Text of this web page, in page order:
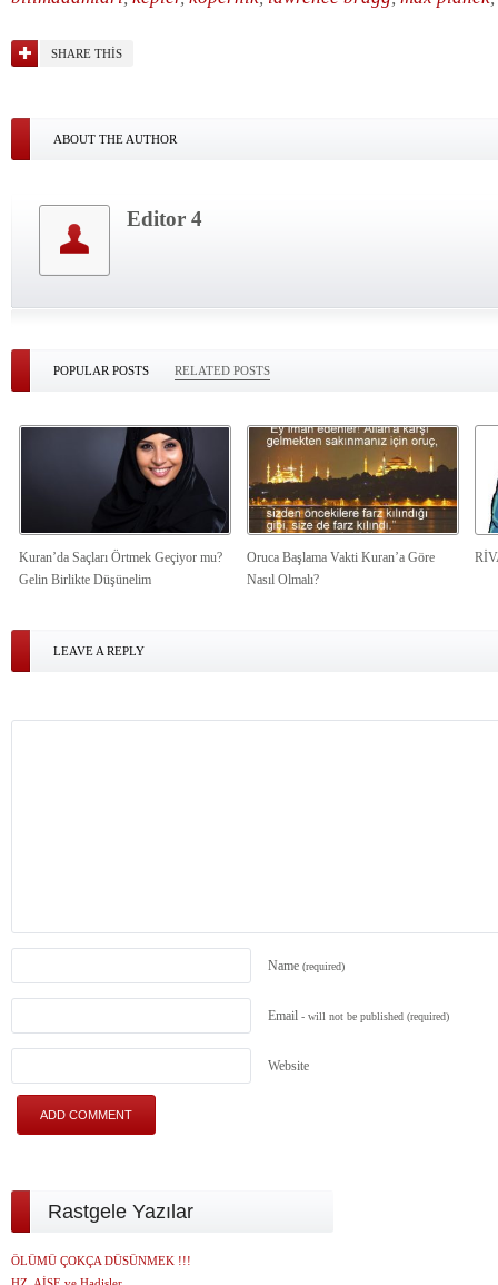
SHARE THIS
ABOUT THE AUTHOR
Editor 4
POPULAR POSTS RELATED POSTS
Kuran’da Saçları Örtmek Geçiyor mu?
Gelin Birlikte Düşünelim
Oruca Başlama Vakti Kuran’a Göre
Nasıl Olmalı?
LEAVE A REPLY
Name (required)
Email - will not be published (required)
Website
Rastgele Yazılar
ÖLÜMÜ ÇOKÇA DÜSÜNMEK !!!